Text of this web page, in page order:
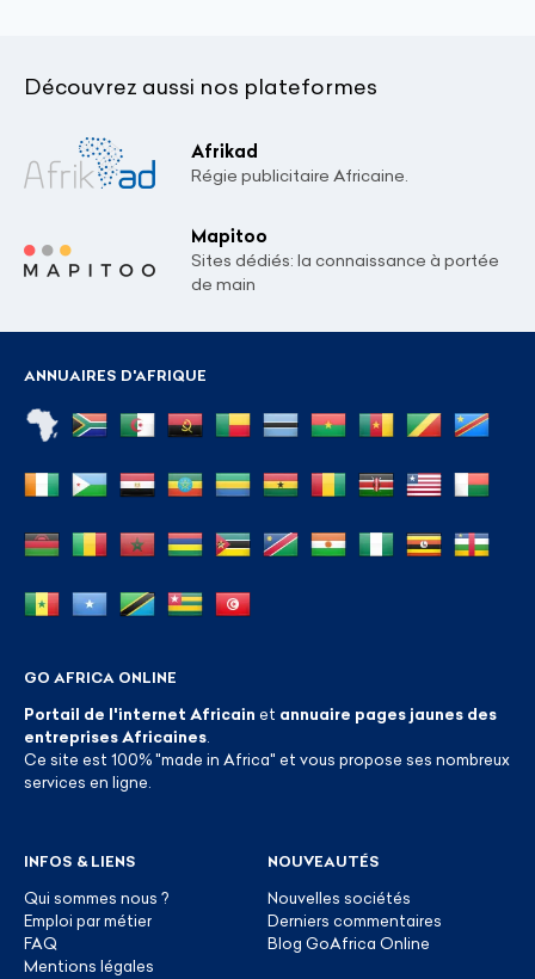
Découvrez aussi nos plateformes
Afrikad
Régie publicitaire Africaine.
Mapitoo
Sites dédiés: la connaissance à portée
de main
ANNUAIRES D'AFRIQUE
GO AFRICA ONLINE
Portail de l'internet Africain et annuaire pages jaunes des
entreprises Africaines
Ce site est 100% "made in Africa" et vous propose ses nombreux
services en ligne.
INFOS & LIENS
Qui sommes nous ?
Emploi par métier
FAQ
Mentions légales
NOUVEAUTÉS
Nouvelles sociétés
Derniers commentaires
Blog GoAfrica Online